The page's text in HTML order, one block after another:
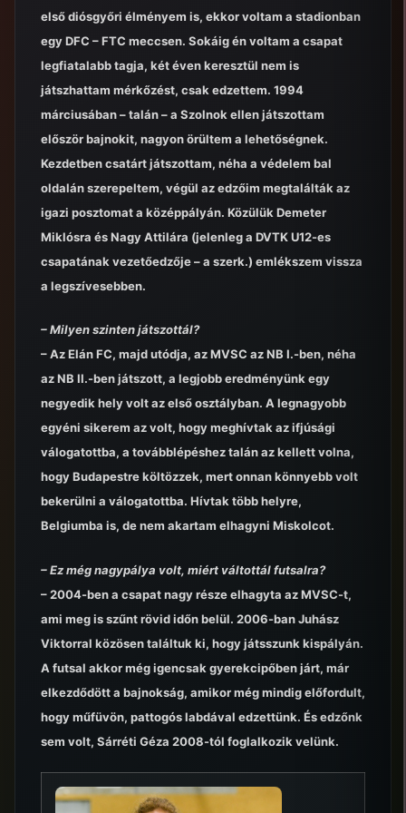
első diósgyőri élményem is, ekkor voltam a stadionban
egy DFC – FTC meccsen. Sokáig én voltam a csapat
legfiatalabb tagja, két éven keresztül nem is
játszhattam mérkőzést, csak edzettem. 1994
márciusában – talán – a Szolnok ellen játszottam
először bajnokit, nagyon örültem a lehetőségnek.
Kezdetben csatárt játszottam, néha a védelem bal
oldalán szerepeltem, végül az edzőim megtalálták az
igazi posztomat a középpályán. Közülük Demeter
Miklósra és Nagy Attilára (jelenleg a DVTK U12-es
csapatának vezetőedzője – a szerk.) emlékszem vissza
a legszívesebben.
– Milyen szinten játszottál?
– Az Elán FC, majd utódja, az MVSC az NB I.-ben, néha
az NB II.-ben játszott, a legjobb eredményünk egy
negyedik hely volt az első osztályban. A legnagyobb
egyéni sikerem az volt, hogy meghívtak az ifjúsági
válogatottba, a továbblépéshez talán az kellett volna,
hogy Budapestre költözzek, mert onnan könnyebb volt
bekerülni a válogatottba. Hívtak több helyre,
Belgiumba is, de nem akartam elhagyni Miskolcot.
– Ez még nagypálya volt, miért váltottál futsalra?
– 2004-ben a csapat nagy része elhagyta az MVSC-t,
ami meg is szűnt rövid időn belül. 2006-ban Juhász
Viktorral közösen találtuk ki, hogy játsszunk kispályán.
A futsal akkor még igencsak gyerekcipőben járt, már
elkezdődött a bajnokság, amikor még mindig előfordult,
hogy műfüvön, pattogós labdával edzettünk. És edzőnk
sem volt, Sárréti Géza 2008-tól foglalkozik velünk.